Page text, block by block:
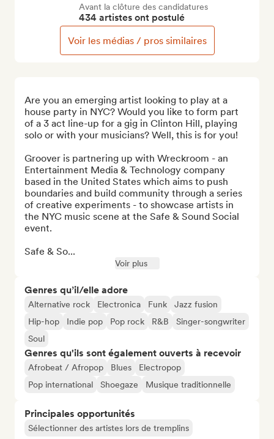
Are you an emerging artist looking to play at a
house party in NYC? Would you like to form part
of a 3 act line-up for a gig in Clinton Hill, playing
solo or with your musicians? Well, this is for you!
Groover is partnering up with Wreckroom - an
Entertainment Media & Technology company
based in the United States which aims to push
boundaries and build community through a series
of creative experiments - to showcase artists in
the NYC music scene at the Safe & Sound Social
event.
Safe & So...
Voir plus
Genres qu’il/elle adore
Alternative rock Electronica Funk
Jazz fusion
Hip-hop
Indie pop Pop rock R&B
Singer-songwriter
Soul
Genres qu'ils sont également ouverts à recevoir
Afrobeat / Afropop Blues
Electropop
Pop international
Shoegaze Musique traditionnelle
Principales opportunités
Sélectionner des artistes lors de tremplins
Avant la clôture des candidatures
434 artistes ont postulé
Voir les médias / pros similaires